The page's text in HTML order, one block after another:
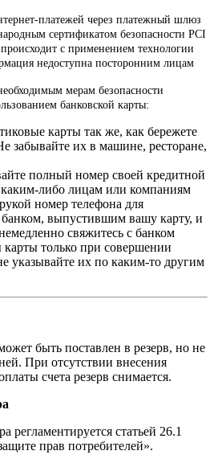
платежей через платежный шлюз
сертификатом безопасности PCI
с применением технологии
недоступна посторонним лицам
мерам безопасности
банковской карты:
карты так же, как бережете
забывайте их в машине, ресторане,
полный номер своей кредитной
либо лицам или компаниям
номер телефона для
банком, выпустившим вашу карту, и
свяжитесь с банком
только при совершении
указывайте их по каким-то другим
быть поставлен в резерв, но не
При отсутствии внесения
счета резерв снимается.
регламентируется статьей 26.1
прав потребителей».